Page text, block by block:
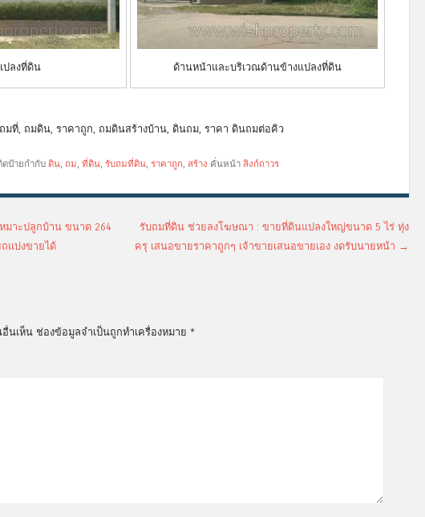
ปลงที่ดิน ด้านหน้าและบริเวณด้านข้างแปลงที่ดิน
ที่, ถมดิน, ราคาถูก, ถมดินสร้างบ้าน, ดินถม, ราคา ดินถมต่อคิว
ดป้ายกำกับ ดิน ถม ที่ดิน รับถมที่ดิน ราคาถูก สร้าง คั่นหน้า ลิงก์ถาวร
มาะปลูกบ้าน ขนาด 264
แบ่งขายได้
รับถมที่ดิน ช่วยลงโฆษณา : ขายที่ดินแปลงใหญ่ขนาด 5 ไร่ ทุ่ง
ครุ เสนอขายราคาถูกๆ เจ้าขายเสนอขายเอง งดรับนายหน้า →
นเห็น ช่องข้อมูลจำเป็นถูกทำเครื่องหมาย *